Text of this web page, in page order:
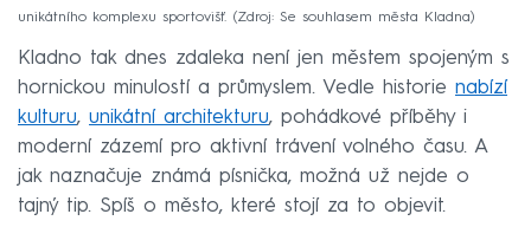
unikátního komplexu sportovišť.
Zdroj: Se souhlasem města Kladna
Kladno tak dnes zdaleka není jen městem spojeným s
hornickou minulostí a průmyslem. Vedle historie nabízí
kulturu, unikátní architekturu, pohádkové příběhy i
moderní zázemí pro aktivní trávení volného času. A
jak naznačuje známá písnička, možná už nejde o
tajný tip. Spíš o město, které stojí za to objevit.